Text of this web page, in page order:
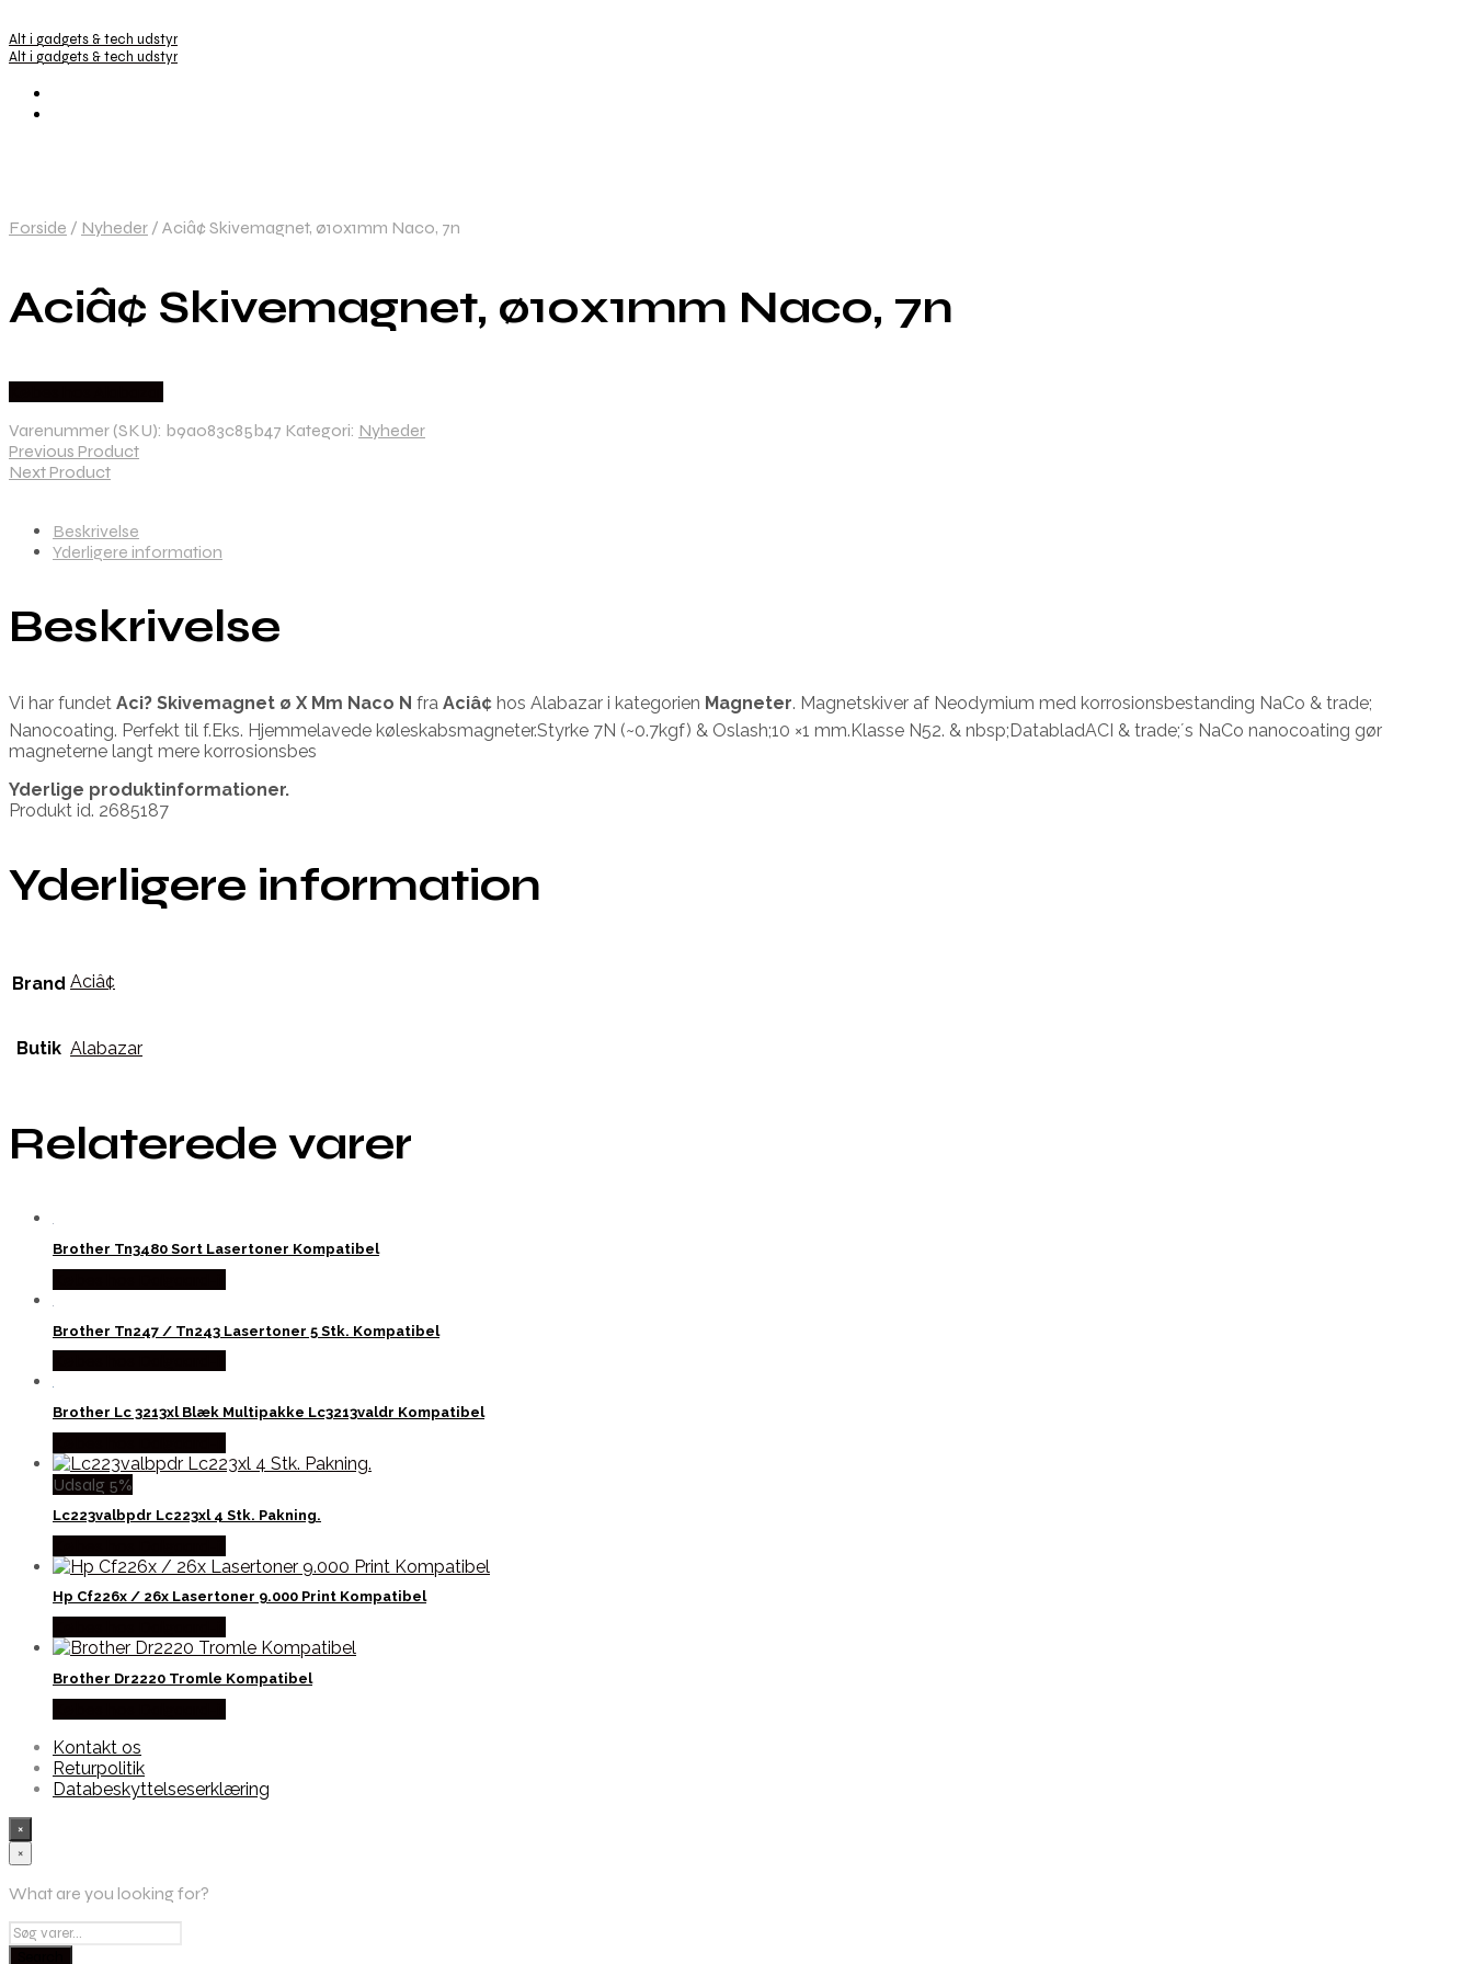
Alt i gadgets & tech udstyr
Alt i gadgets & tech udstyr
Forside / Nyheder / Aciâ¢ Skivemagnet, ø10x1mm Naco, 7n
Aciâ¢ Skivemagnet, ø10x1mm Naco, 7n
Varenummer (SKU): b9a083c85b47 Kategori: Nyheder
Previous Product
Next Product
Beskrivelse
Yderligere information
Beskrivelse
Vi har fundet Aci? Skivemagnet ø X Mm Naco N fra Aciâ¢ hos Alabazar i kategorien Magneter. Magnetskiver af Neodymium med korrosionsbestanding NaCo & trade;
Nanocoating. Perfekt til f.Eks. Hjemmelavede køleskabsmagneter.Styrke 7N (~0.7kgf) & Oslash;10 ×1 mm.Klasse N52. & nbsp;DatabladACI & trade;´s NaCo nanocoating gør
magneterne langt mere korrosionsbes
Yderlige produktinformationer.
Produkt id. 2685187
Yderligere information
Brand Aciâ¢
Butik Alabazar
Relaterede varer
Brother Tn3480 Sort Lasertoner Kompatibel
Brother Tn247 / Tn243 Lasertoner 5 Stk. Kompatibel
Brother Lc 3213xl Blæk Multipakke Lc3213valdr Kompatibel
Udsalg 5%
Lc223valbpdr Lc223xl 4 Stk. Pakning.
Hp Cf226x / 26x Lasertoner 9.000 Print Kompatibel
Brother Dr2220 Tromle Kompatibel
Kontakt os
Returpolitik
Databeskyttelseserklæring
×
×
What are you looking for?